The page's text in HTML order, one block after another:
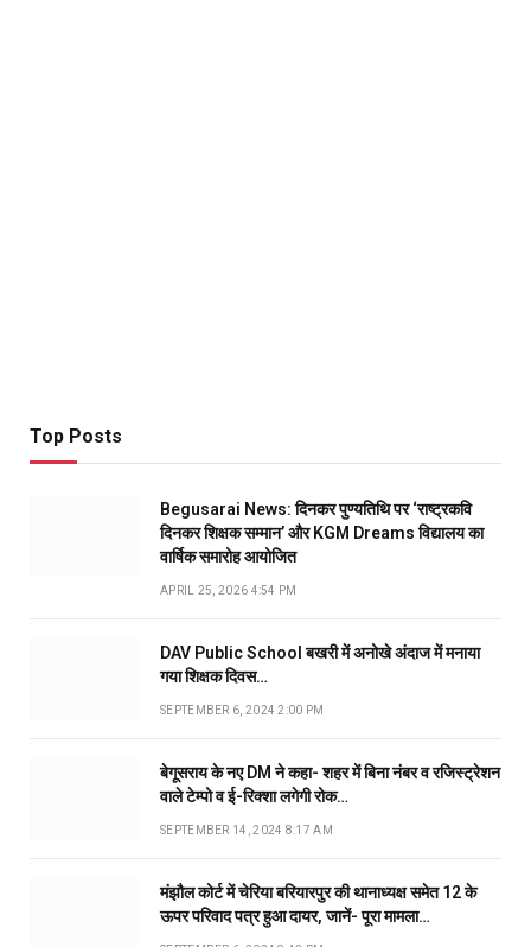
Top Posts
Begusarai News: दिनकर पुण्यतिथि पर ‘राष्ट्रकवि
दिनकर शिक्षक सम्मान’ और KGM Dreams विद्यालय का
वार्षिक समारोह आयोजित
APRIL 25, 2026 4:54 PM
DAV Public School बखरी में अनोखे अंदाज में मनाया
गया शिक्षक दिवस…
SEPTEMBER 6, 2024 2:00 PM
बेगूसराय के नए DM ने कहा- शहर में बिना नंबर व रजिस्ट्रेशन
वाले टेम्पो व ई-रिक्शा लगेगी रोक…
SEPTEMBER 14, 2024 8:17 AM
मंझौल कोर्ट में चेरिया बरियारपुर की थानाध्यक्ष समेत 12 के
ऊपर परिवाद पत्र हुआ दायर, जानें- पूरा मामला…